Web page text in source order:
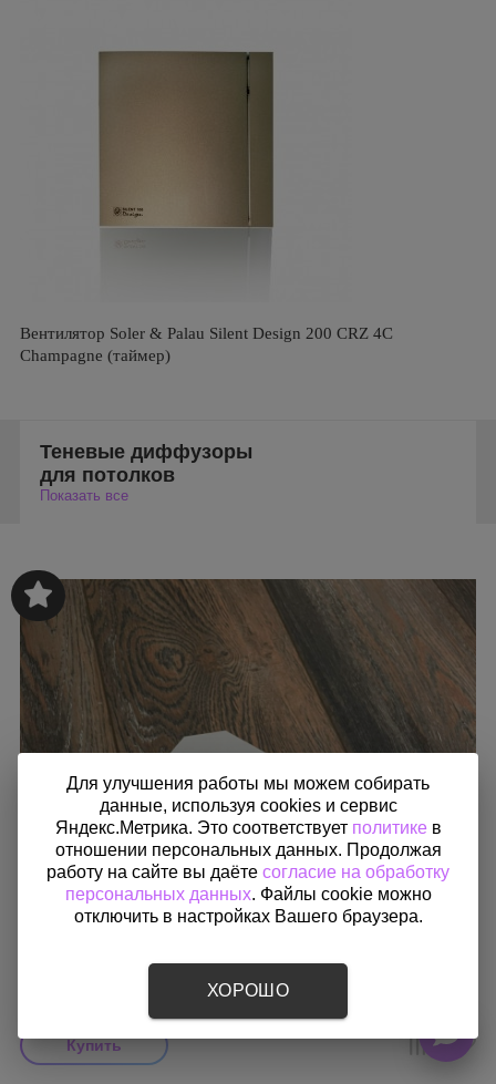
Вентилятор Soler & Palau Silent Design 200 CRZ 4C
Champagne (таймер)
Теневые диффузоры
для потолков
Показать все
Теневой магнитный диффузор с вентилятором для потолков
Для улучшения работы мы можем собирать
данные, используя cookies и сервис
Яндекс.Метрика. Это соответствует политикев
отношении персональных данных. Продолжая
работу на сайте вы даёте согласие на обработку
персональных данных. Файлы cookie можно
отключить в настройках Вашего браузера.
ХОРОШО